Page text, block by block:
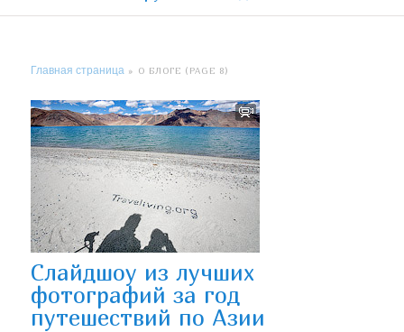
Главная страница » О БЛОГЕ (PAGE 8)
Слайдшоу из лучших
фотографий за год
путешествий по Азии